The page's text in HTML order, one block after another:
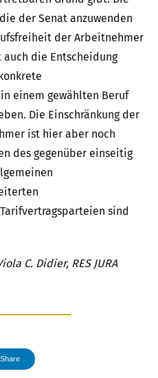
der Senat anzuwenden
der Arbeitnehmer
auch die Entscheidung
einem gewählten Beruf
Die Einschränkung der
ist hier aber noch
des gegenüber einseitig
sind
C. Didier, RES JURA
Share